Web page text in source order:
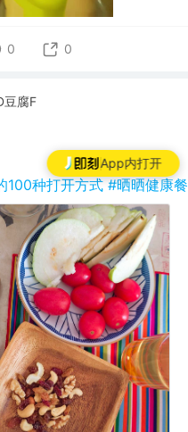
App内打开
0 0
豆腐F
100种打开方式#晒晒健康餐